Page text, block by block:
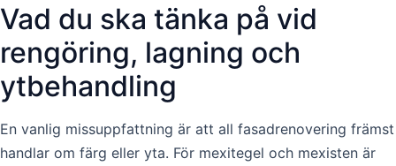
Vad du ska tänka på vid
rengöring, lagning och
ytbehandling
En vanlig missuppfattning är att all fasadrenovering främst
handlar om färg eller yta. För mexitegel och mexisten är